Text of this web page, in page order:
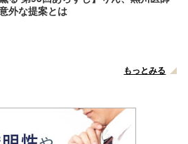
外な提案とは
もっとみる